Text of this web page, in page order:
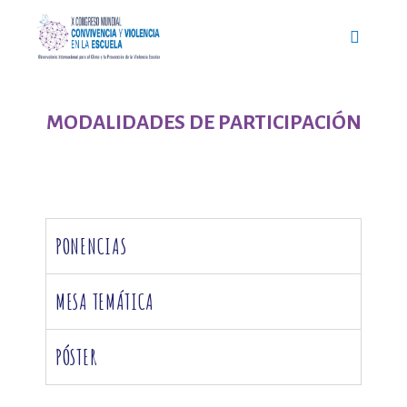
MODALIDADES DE PARTICIPACIÓN
PONENCIAS
MESA TEMÁTICA
PÓSTER